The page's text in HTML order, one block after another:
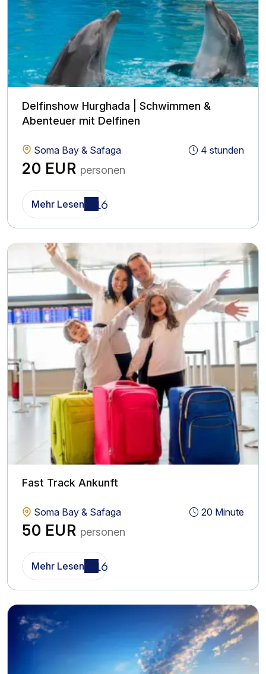
Delfinshow Hurghada | Schwimmen &
Abenteuer mit Delfinen
Soma Bay & Safaga 4 stunden
20 EUR personen
Mehr Lesen
Fast Track Ankunft
Soma Bay & Safaga 20 Minute
50 EUR personen
Mehr Lesen